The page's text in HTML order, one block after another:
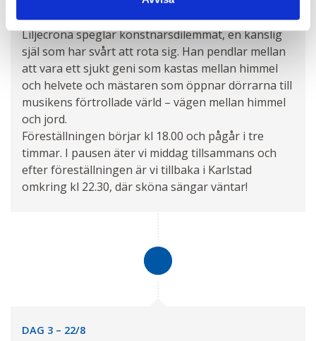
ömtålige fiolspelaren som är den viktigaste.
Liljecrona speglar konstnärsdilemmat, en känslig
själ som har svårt att rota sig. Han pendlar mellan
att vara ett sjukt geni som kastas mellan himmel
och helvete och mästaren som öppnar dörrarna till
musikens förtrollade värld – vägen mellan himmel
och jord.
Föreställningen börjar kl 18.00 och pågår i tre
timmar. I pausen äter vi middag tillsammans och
efter föreställningen är vi tillbaka i Karlstad
omkring kl 22.30, där sköna sängar väntar!
DAG 3 – 22/8